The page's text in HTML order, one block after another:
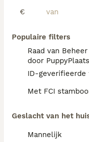
€
Populaire filters
Raad van
door
ID-geverifieerde
Met FCI
Geslacht van het
Mannelijk